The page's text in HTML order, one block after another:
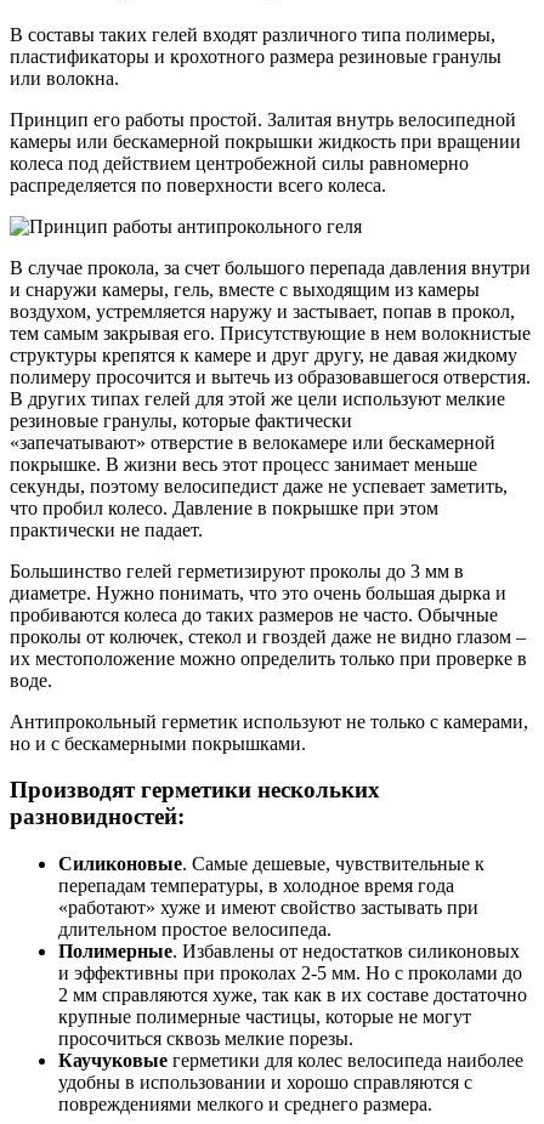
В составы таких гелей входят различного типа полимеры,
пластификаторы и крохотного размера резиновые гранулы
или волокна.
Принцип его работы простой. Залитая внутрь велосипедной
камеры или бескамерной покрышки жидкость при вращении
колеса под действием центробежной силы равномерно
распределяется по поверхности всего колеса.
В случае прокола, за счет большого перепада давления внутри
и снаружи камеры, гель, вместе с выходящим из камеры
воздухом, устремляется наружу и застывает, попав в прокол,
тем самым закрывая его. Присутствующие в нем волокнистые
структуры крепятся к камере и друг другу, не давая жидкому
полимеру просочится и вытечь из образовавшегося отверстия.
В других типах гелей для этой же цели используют мелкие
резиновые гранулы, которые фактически
«запечатывают» отверстие в велокамере или бескамерной
покрышке. В жизни весь этот процесс занимает меньше
секунды, поэтому велосипедист даже не успевает заметить,
что пробил колесо. Давление в покрышке при этом
практически не падает.
Большинство гелей герметизируют проколы до 3 мм в
диаметре. Нужно понимать, что это очень большая дырка и
пробиваются колеса до таких размеров не часто. Обычные
проколы от колючек, стекол и гвоздей даже не видно глазом –
их местоположение можно определить только при проверке в
воде.
Антипрокольный герметик используют не только с камерами,
но и с бескамерными покрышками.
Производят герметики нескольких
разновидностей:
Силиконовые. Самые дешевые, чувствительные к
перепадам температуры, в холодное время года
«работают» хуже и имеют свойство застывать при
длительном простое велосипеда.
Полимерные. Избавлены от недостатков силиконовых
и эффективны при проколах 2-5 мм. Но с проколами до
2 мм справляются хуже, так как в их составе достаточно
крупные полимерные частицы, которые не могут
просочиться сквозь мелкие порезы.
Каучуковые герметики для колес велосипеда наиболее
удобны в использовании и хорошо справляются с
повреждениями мелкого и среднего размера.